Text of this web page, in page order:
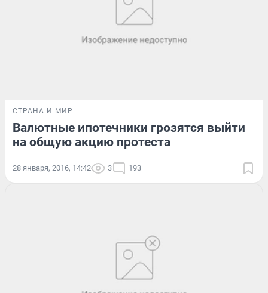
СТРАНА И МИР
Валютные ипотечники грозятся выйти
на общую акцию протеста
28 января, 2016, 14:42 3 193